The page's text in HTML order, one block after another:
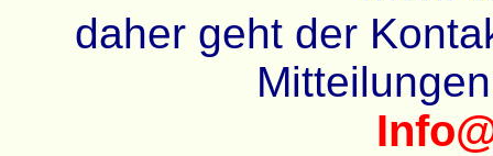
daher geht der